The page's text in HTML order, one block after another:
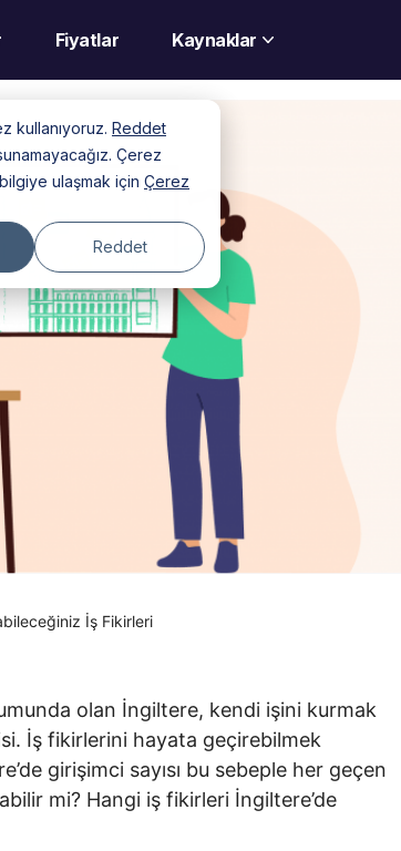
kullanıyoruz. Reddet
Çerez
ulaşmak için Çerez
Reddet
Fiyatlar Kaynaklar
İş Fikirleri
olan İngiltere, kendi işini kurmak
İş fikirlerini hayata geçirebilmek
girişimci sayısı bu sebeple her geçen
mi? Hangi iş fikirleri İngiltere’de